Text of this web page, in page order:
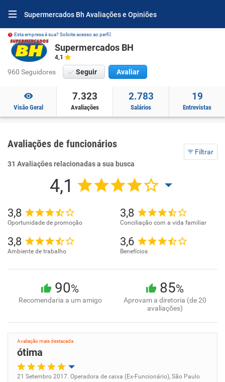
Supermercados Bh Avaliações e Opiniões
Esta empresa é sua? Solicite acesso ao perfil.
Supermercados BH
4,1
960 Seguidores Seguir Avaliar
Visão Geral
7.323
Avaliações
2.783
Salários
19
Entrevistas
Avaliações de funcionários
Filtrar
31 Avaliações relacionadas a sua busca
4,1
3,8
Oportunidade de promoção
3,8
Conciliação com a vida familiar
3,8
Ambiente de trabalho
3,6
Benefícios
90%
Recomendaria a um amigo
85%
Aprovam a diretoria (de 20
avaliações)
Avaliação mais destacada
ótima
21 Setembro 2017. Operadora de caixa (Ex-Funcionário), São Paulo